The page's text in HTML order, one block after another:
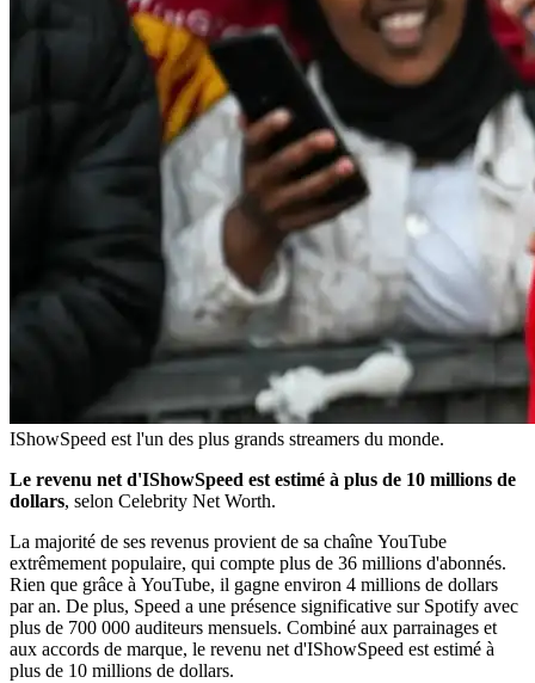
IShowSpeed est l'un des plus grands streamers du monde.
Le revenu net d'IShowSpeed est estimé à plus de 10 millions de
dollars, selon Celebrity Net Worth.
La majorité de ses revenus provient de sa chaîne YouTube
extrêmement populaire, qui compte plus de 36 millions d'abonnés.
Rien que grâce à YouTube, il gagne environ 4 millions de dollars
par an. De plus, Speed a une présence significative sur Spotify avec
plus de 700 000 auditeurs mensuels. Combiné aux parrainages et
aux accords de marque, le revenu net d'IShowSpeed est estimé à
plus de 10 millions de dollars.